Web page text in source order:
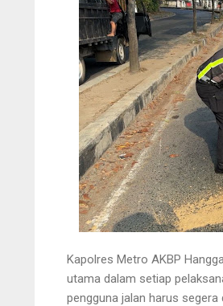
Kapolres Metro AKBP
utama dalam setiap
pengguna jalan harus